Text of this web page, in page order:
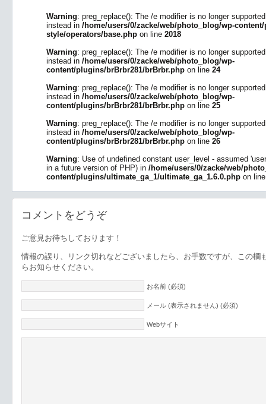
Warning: preg_replace(): The /e modifier is no longer
instead in /home/users/0/zacke/web/photo_blog/wp-
style/operators/base.php on line 2018
Warning: preg_replace(): The /e modifier is no longer
instead in /home/users/0/zacke/web/photo_blog/wp-
content/plugins/brBrbr281/brBrbr.php on line 24
Warning: preg_replace(): The /e modifier is no longer
instead in /home/users/0/zacke/web/photo_blog/wp-
content/plugins/brBrbr281/brBrbr.php on line 25
Warning: preg_replace(): The /e modifier is no longer
instead in /home/users/0/zacke/web/photo_blog/wp-
content/plugins/brBrbr281/brBrbr.php on line 26
Warning: Use of undefined constant user_level - assumed
in a future version of PHP) in /home/users/0/zacke/web/
content/plugins/ultimate_ga_1/ultimate_ga_1.6.0.php on
コメントをどうぞ
ご意見お待ちしております！
情報の誤り、リンク切れなどございましたら、お手数ですが、この欄
らお知らせください。
お名前 (必須)
メール (表示されません) (必須)
Webサイト